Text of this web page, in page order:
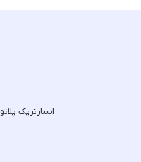
استارترپک پلاتو